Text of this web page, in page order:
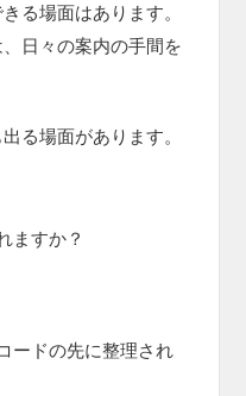
る場面はあります。
日々の案内の手間を
る場面があります。
ますか？
ードの先に整理され